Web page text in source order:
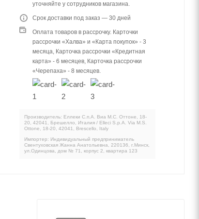
уточняйте у сотрудников магазина.
Срок доставки под заказ — 30 дней
Оплата товаров в рассрочку. Карточки
рассрочки «Халва» и «Карта покупок» - 3
месяца, Карточка рассрочки «Кредитная
карта» - 6 месяцев, Карточка рассрочки
«Черепаха» - 8 месяцев.
Производитель: Еллеки С.п.А. Виа М.С. Оттоне, 18-
20, 42041, Брешелло, Италия / Elleci S.p.A. Via M.S.
Ottone, 18-20, 42041, Brescello, Italy
Импортер: Индивидуальный предприниматель
Свентуховская Жанна Анатольевна, 220136, г.Минск,
ул.Одинцова, дом № 71, корпус 2, квартира 123